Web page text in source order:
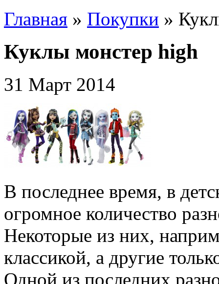
Главная » Покупки »
Куклы монстер high
31 Март 2014
В последнее время, в
огромное количество
Некоторые из них,
классикой, а другие
Одной из последних